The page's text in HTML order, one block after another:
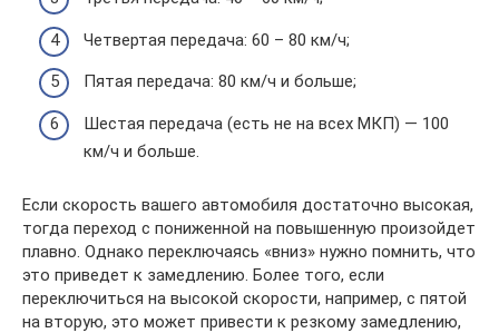
Четвертая передача: 60 – 80 км/ч;
Пятая передача: 80 км/ч и больше;
Шестая передача (есть не на всех МКП) — 100
км/ч и больше.
Если скорость вашего автомобиля достаточно высокая,
тогда переход с пониженной на повышенную произойдет
плавно. Однако переключаясь «вниз» нужно помнить, что
это приведет к замедлению. Более того, если
переключиться на высокой скорости, например, с пятой
на вторую, это может привести к резкому замедлению,